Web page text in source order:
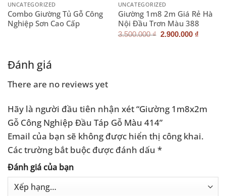
UNCATEGORIZED
Combo Giường Tủ Gỗ Công
Nghiệp Sơn Cao Cấp
UNCATEGORIZED
Giường 1m8 2m Giá Rẻ Hà
Nội Đầu Trơn Màu 388
3.500.000₫ Giá
2.900.000 ₫
₫.
Đánh giá
There are no reviews yet
Hãy là người đầu tiên nhận xét “Giường 1m8x2m
Gỗ Công Nghiệp Đầu Táp Gỗ Màu 414”
Email của bạn sẽ không được hiển thị công khai.
Các trường bắt buộc được đánh dấu *
Đánh giá của bạn